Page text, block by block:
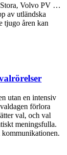
Stora, Volvo PV …
av utländska
tjugo åren kan
utan en intensiv
förlora
val, och val
meningsfulla.
kommunikationen.